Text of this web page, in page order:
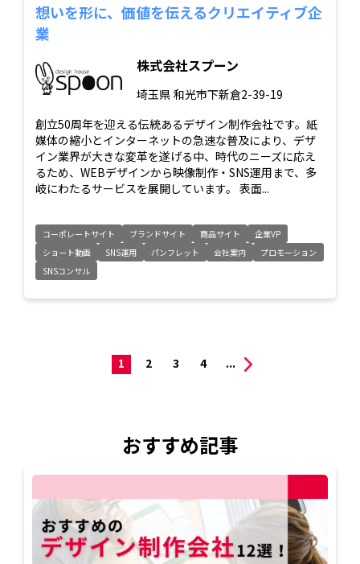
想いを形に、価値を伝えるクリエイティブ企
業
株式会社スプーン
埼玉県 和光市下新倉2-39-19
創立50周年を迎える伝統あるデザイン制作会社です。紙
媒体の縮小とインターネットの急速な普及により、デザ
イン業界が大きな変革を遂げる中、時代のニーズに応え
るため、WEBデザインから映像制作・SNS運用まで、多
岐にわたるサービスを展開しています。 表面...
コーポレートサイト ブランドサイト 商品サイト
企業VP
ショート動画
SNS運用 パンフレット 会社案内
プロモーション
SNSコンサル
1 2 3 4 ...
おすすめ記事